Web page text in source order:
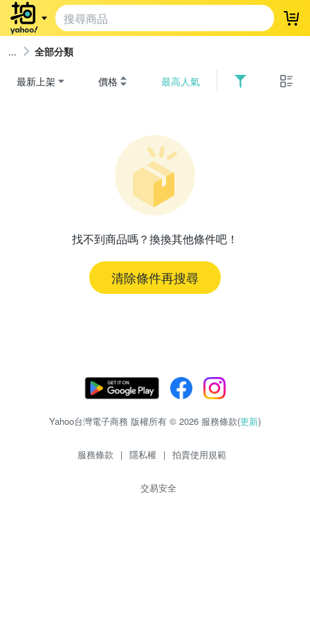
登
全部分類
最新上架 價格 最高人氣
找不到商品嗎？換換其他條件吧！
清除條件再搜尋
Yahoo台灣電子商務 版權所有 © 2026 服務條款(更新)
服務條款 | 隱私權 | 拍賣使用規範
交易安全